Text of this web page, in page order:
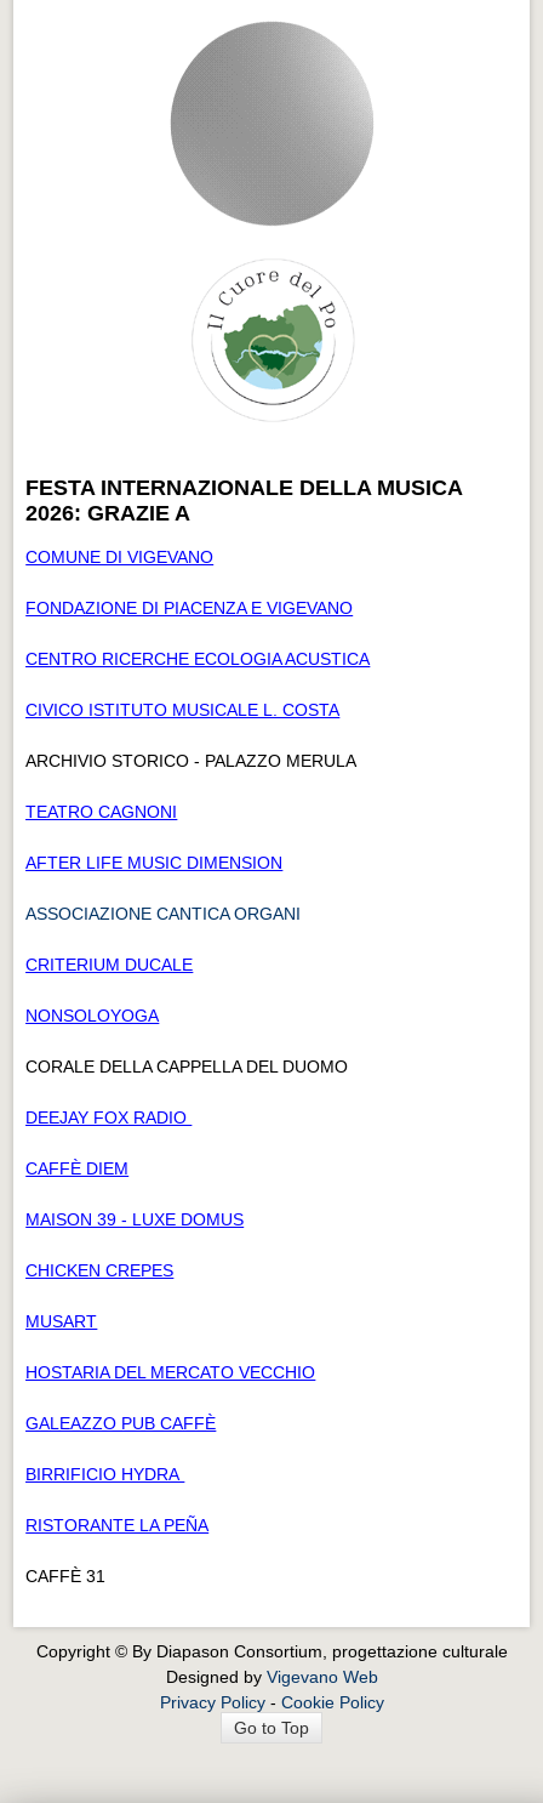
FESTA INTERNAZIONALE DELLA MUSICA
2026: GRAZIE A
COMUNE DI VIGEVANO
FONDAZIONE DI PIACENZA E VIGEVANO
CENTRO RICERCHE ECOLOGIA ACUSTICA
CIVICO ISTITUTO MUSICALE L. COSTA
ARCHIVIO STORICO - PALAZZO MERULA
TEATRO CAGNONI
AFTER LIFE MUSIC DIMENSION
ASSOCIAZIONE CANTICA ORGANI
CRITERIUM DUCALE
NONSOLOYOGA
CORALE DELLA CAPPELLA DEL DUOMO
DEEJAY FOX RADIO
CAFFÈ DIEM
MAISON 39 - LUXE DOMUS
CHICKEN CREPES
MUSART
HOSTARIA DEL MERCATO VECCHIO
GALEAZZO PUB CAFFÈ
BIRRIFICIO HYDRA
RISTORANTE LA PEÑA
CAFFÈ 31
Copyright © By Diapason Consortium, progettazione culturale
Designed by Vigevano Web
Privacy Policy- Cookie Policy
Go to Top